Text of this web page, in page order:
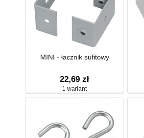
MINI - łacznik sufitowy
22,69 zł
1 wariant